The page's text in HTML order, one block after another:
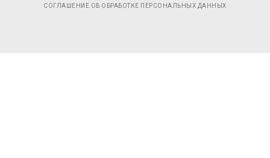
СОГЛАШЕНИЕ ОБ ОБРАБОТКЕ ПЕРСОНАЛЬНЫХ ДАННЫХ